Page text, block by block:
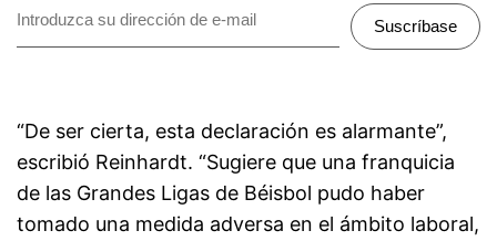
Suscríbase
“De ser cierta, esta declaración es alarmante”,
escribió Reinhardt. “Sugiere que una franquicia
de las Grandes Ligas de Béisbol pudo haber
tomado una medida adversa en el ámbito laboral,